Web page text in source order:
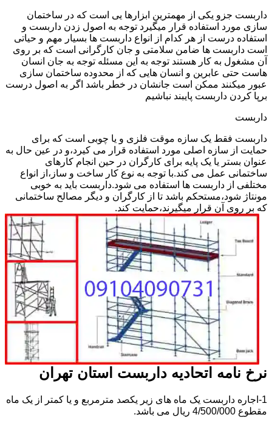
داربست جزو یکی از مهمترین ابزارها یی است که در ساختمان
سازی مورد استفاده قرار میگیرد توجه به اصول زدن داربست و
استفاده درست از هر کدام از انواع داربست ها بسیار مهم و حیاتی
است داربست ها ضامن سلامتی و جان کارگرانی است که بر روی
آن مشغول به کار هستند توجه به این مسئله توجه به جان انسان
هاست حتی عابرین و انسان هایی که از محدوده ساختمان سازی
عبور میکنند ممکن است جانشان در خطر باشد اگر به اصول درست
برپا کردن داربست پایبند نباشیم
داربست
داربست فقط یک سازه موقت فلزی و یا چوبی است که برای
حمایت از سازه اصلی مورد استفاده قرار می کیرد،و در عین حال به
عنوان بستر یا یک پایه برای کارگران در حین انجام کارهای
ساختمانی عمل می کند.با توجه به نوع کار ساخت و ساز،از انواع
مختلفی از داربست ها استفاده می شود.داربست باید به خوبی
مونتاژ شود،مستحکم باشد تا از کارگران و دیگر مصالح ساختمانی
که بر روی آن قرار میگیرند،حمایت کند.
نرخ نامه اتحادیه داربست استان تهران
1-اجاره داربست یک ماه های زیر یکصد مترمربع و یا کمتر از یک ماه
مقطوع 4/500/000 ریال می باشد.